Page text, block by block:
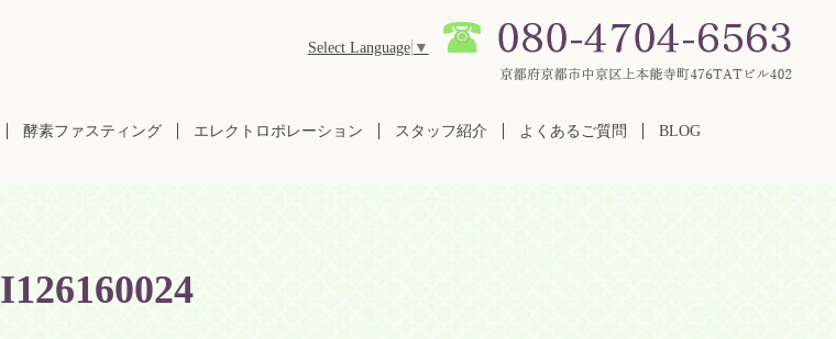
Select Language ▼
酵素ファスティング エレクトロポレーション スタッフ紹介 よくあるご質問
BLOG
I126160024